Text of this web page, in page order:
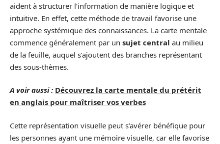
aident à structurer l’information de manière logique et
intuitive. En effet, cette méthode de travail favorise une
approche systémique des connaissances. La carte mentale
commence généralement par un sujet central au milieu
de la feuille, auquel s’ajoutent des branches représentant
des sous-thèmes.
A voir aussi : Découvrez la carte mentale du prétérit
en anglais pour maîtriser vos verbes
Cette représentation visuelle peut s’avérer bénéfique pour
les personnes ayant une mémoire visuelle, car elle favorise